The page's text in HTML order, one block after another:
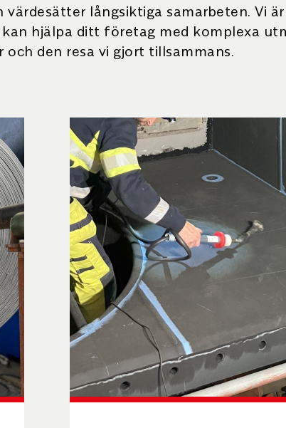
långsiktiga samarbeten. Vi
hjälpa ditt företag med komplexa
och den resa vi gjort tillsammans.